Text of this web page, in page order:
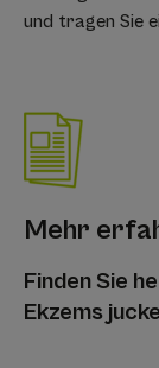
und tragen Sie
Mehr
Finden Sie
Ekzems